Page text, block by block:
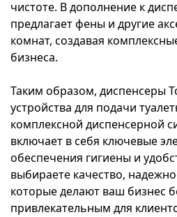
чистоте. В дополнение к
предлагает фены и другие
комнат, создавая
бизнеса.
Таким образом, диспенсеры
устройства для подачи
комплексной диспенсерной
включает в себя ключевые
обеспечения гигиены и
выбираете качество,
которые делают ваш бизнес
привлекательным для